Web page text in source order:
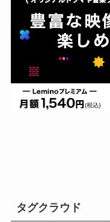
タグクラウド